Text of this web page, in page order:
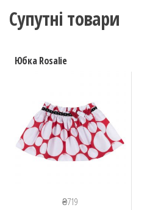
Супутні товари
Юбка Rosalie
₴719